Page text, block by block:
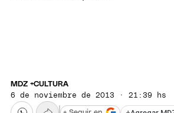
MDZ +CULTURA
6 de noviembre de 2013 · 21:39 hs